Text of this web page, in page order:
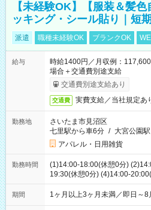
【未経験OK】【服装＆髪
ッキング・シール貼り｜短期
派遣 職種未経験OK ブランクOK
給与
時給1400円／月収例：
場合＋交通費別途支給
交通費別途支給あり
交通費 実費支給／当社規定あ
勤務地
さいたま市見沼区
七里駅から車6分 / 大宮公園駅
アパレル・日用雑貨
勤務時間
(1)14:00-18:00(休憩0分)
19:30(休憩0分) (4)14:00-
ます
期間 1ヶ月以上3ヶ月未満／即日～8